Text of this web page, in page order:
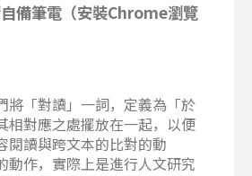
備筆電（安裝Chrome瀏覽
將「對讀」一詞，定義為「於
相對應之處擺放在一起，以便
閱讀與跨文本的比對的動
動作，實際上是進行人文研究